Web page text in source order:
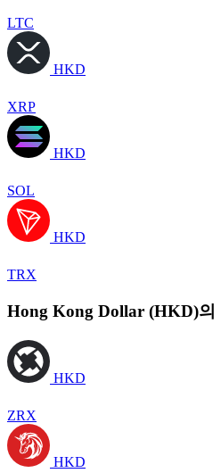
LTC
HKD
XRP
HKD
SOL
HKD
TRX
Hong Kong Dollar (HKD)의
HKD
ZRX
HKD